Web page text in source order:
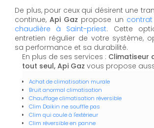
De plus, pour ceux qui désirent une
continue,Api Gaz propose un contrat
chaudière à Saint-priest. Cette
entretien régulier de votre système,
sa performance et sa durabilité.
En plus de ses services : Climatiseur
tout seul, Api Gaz vous propose
Achat de climatisation murale
Bruit anormal climatisation
Chauffage climatisation réversible
Clim Daikin ne souffle pas
Clim qui coule à l'extérieur
Clim réversible en panne